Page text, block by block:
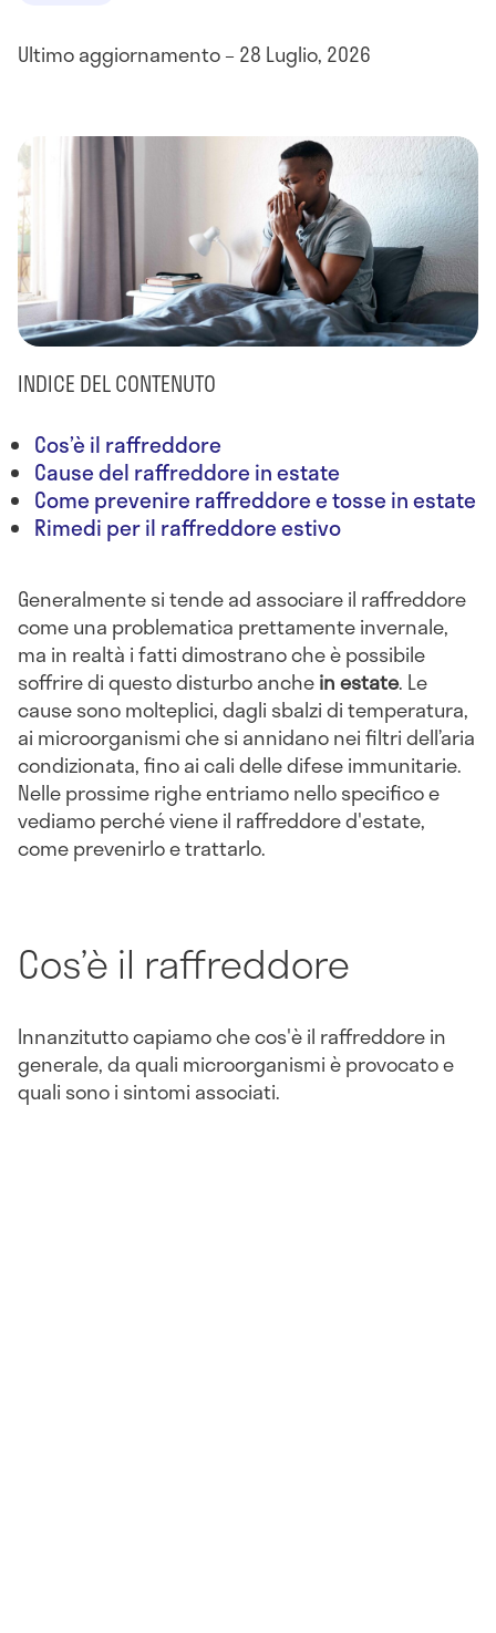
Ultimo aggiornamento – 28 Luglio, 2026
INDICE DEL CONTENUTO
Cos’è il raffreddore
Cause del raffreddore in estate
Come prevenire raffreddore e tosse in estate
Rimedi per il raffreddore estivo
Generalmente si tende ad associare il raffreddore
come una problematica prettamente invernale,
ma in realtà i fatti dimostrano che è possibile
soffrire di questo disturbo anchein estate. Le
cause sono molteplici, dagli sbalzi di temperatura,
ai microorganismi che si annidano nei filtri dell’aria
condizionata, fino ai cali delle difese immunitarie.
Nelle prossime righe entriamo nello specifico e
vediamo perché viene il raffreddore d'estate,
come prevenirlo e trattarlo.
Cos’è il raffreddore
Innanzitutto capiamo che cos'è il raffreddore in
generale, da quali microorganismi è provocato e
quali sono i sintomi associati.